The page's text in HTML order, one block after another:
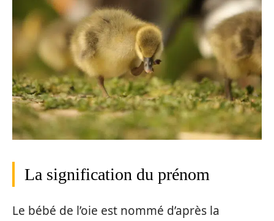
La signification du prénom
Le bébé de l’oie est nommé d’après la